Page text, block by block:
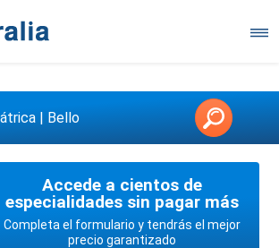
en 3147146006
| Bello
Accede a cientos de
especialidades sin pagar más
Completa el formulario y tendrás el mejor
precio garantizado